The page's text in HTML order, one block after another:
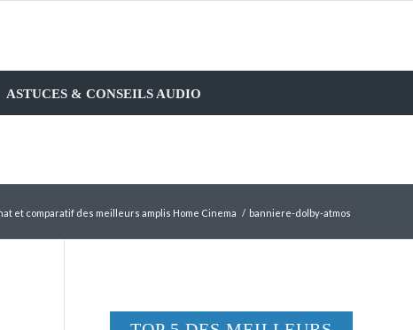
ASTUCES & CONSEILS AUDIO
et comparatif des meilleurs amplis Home Cinema / banniere-dolby-atmos